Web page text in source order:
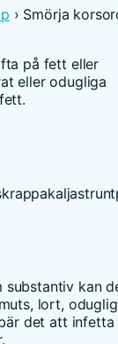
› Smörja
på fett eller
eller odugliga
rappakalja
substantiv kan
lort,
det att infetta